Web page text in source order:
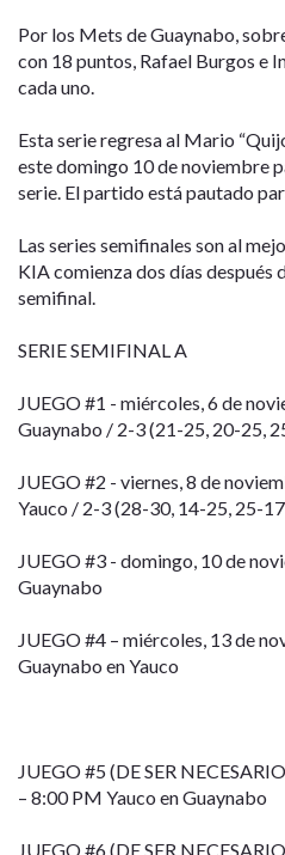
Por los Mets de Guaynabo,
con 18 puntos, Rafael Burgos e
cada uno.
Esta serie regresa al Mario
este domingo 10 de noviembre
serie. El partido está pautado
Las series semifinales son al
KIA comienza dos días después
semifinal.
SERIE SEMIFINAL A
JUEGO #1 - miércoles, 6 de
Guaynabo / 2-3 (21-25, 20-25,
JUEGO #2 - viernes, 8 de
Yauco / 2-3 (28-30, 14-25, 25-
JUEGO #3 - domingo, 10 de
Guaynabo
JUEGO #4 – miércoles, 13 de
Guaynabo en Yauco
JUEGO #5 (DE SER
– 8:00 PM Yauco en Guaynabo
JUEGO #6 (DE SER